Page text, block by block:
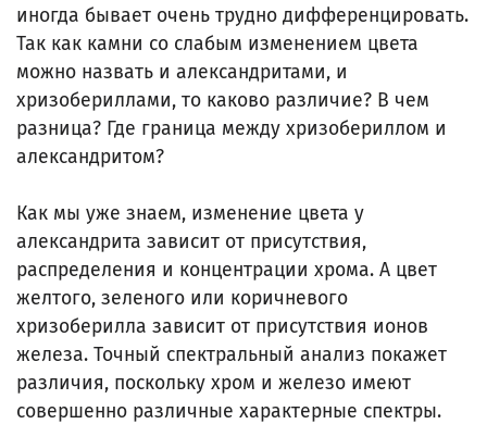
иногда бывает очень трудно дифференцировать.
Так как камни со слабым изменением цвета
можно назвать и александритами, и
хризобериллами, то каково различие? В чем
разница? Где граница между хризобериллом и
александритом?
Как мы уже знаем, изменение цвета у
александрита зависит от присутствия,
распределения и концентрации хрома. А цвет
желтого, зеленого или коричневого
хризоберилла зависит от присутствия ионов
железа. Точный спектральный анализ покажет
различия, поскольку хром и железо имеют
совершенно различные характерные спектры.